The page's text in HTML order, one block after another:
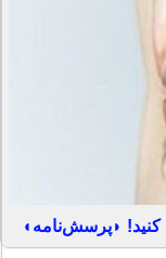
کنید! ◗پرسش‌نامه◖